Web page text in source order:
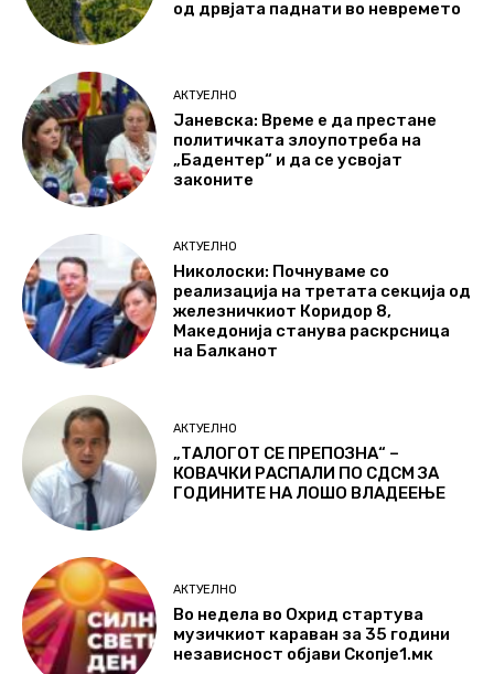
од дрвјата паднати во невремето
АКТУЕЛНО
Јаневска: Време е да престане
политичката злоупотреба на
„Бадентер“ и да се усвојат
законите
АКТУЕЛНО
Николоски: Почнуваме со
реализација на третата секција од
железничкиот Коридор 8,
Македонија станува раскрсница
на Балканот
АКТУЕЛНО
„ТАЛОГОТ СЕ ПРЕПОЗНА“ –
КОВАЧКИ РАСПАЛИ ПО СДСМ ЗА
ГОДИНИТЕ НА ЛОШО ВЛАДЕЕЊЕ
АКТУЕЛНО
Во недела во Охрид стартува
музичкиот караван за 35 години
независност објави Скопје1.мк